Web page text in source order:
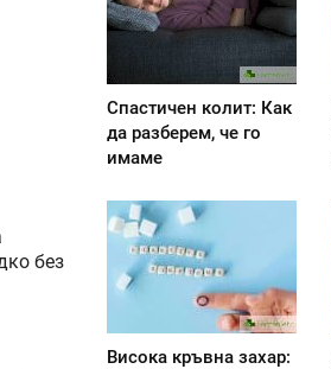
без
Спастичен колит: Как
да разберем, че го
имаме
Висока кръвна захар: